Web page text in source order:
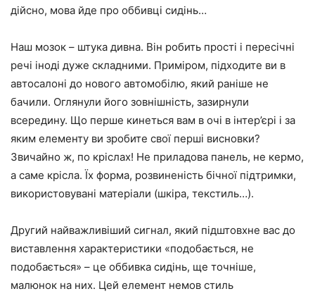
дійсно, мова йде про оббивці сидінь…
Наш мозок – штука дивна. Він робить прості і пересічні
речі іноді дуже складними. Приміром, підходите ви в
автосалоні до нового автомобілю, який раніше не
бачили. Оглянули його зовнішність, зазирнули
всередину. Що перше кинеться вам в очі в інтер’єрі і за
яким елементу ви зробите свої перші висновки?
Звичайно ж, по кріслах! Не приладова панель, не кермо,
а саме крісла. Їх форма, розвиненість бічної підтримки,
використовувані матеріали (шкіра, текстиль…).
Другий найважливіший сигнал, який підштовхне вас до
виставлення характеристики «подобається, не
подобається» – це оббивка сидінь, ще точніше,
малюнок на них. Цей елемент немов стиль